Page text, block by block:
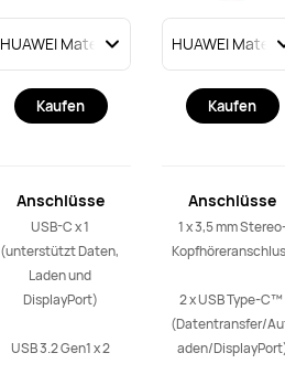
Kaufen
Anschlüsse
USB-C x 1
(unterstützt Daten,
Laden und
DisplayPort)
USB 3.2 Gen1 x 2
Kaufen
Anschlüsse
1 x 3,5 mm
2 x USB Type-C™
(Datentransfer/
aden/